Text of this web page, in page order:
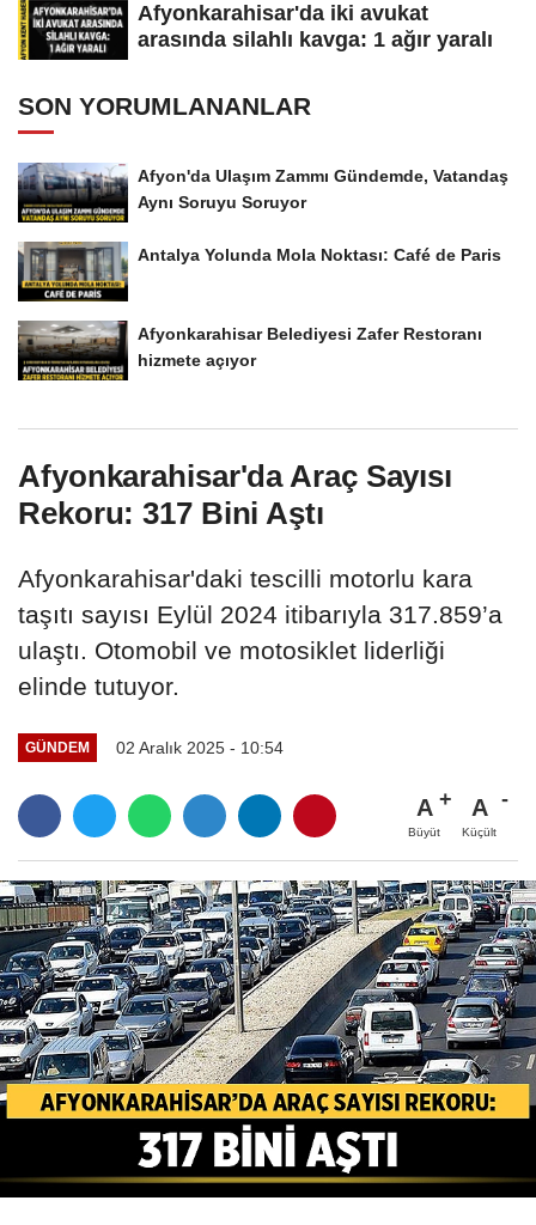
Afyonkarahisar'da iki avukat
arasında silahlı kavga: 1 ağır yaralı
SON YORUMLANANLAR
Afyon'da Ulaşım Zammı Gündemde, Vatandaş
Aynı Soruyu Soruyor
Antalya Yolunda Mola Noktası: Café de Paris
Afyonkarahisar Belediyesi Zafer Restoranı
hizmete açıyor
Afyonkarahisar'da Araç Sayısı
Rekoru: 317 Bini Aştı
Afyonkarahisar'daki tescilli motorlu kara
taşıtı sayısı Eylül 2024 itibarıyla 317.859’a
ulaştı. Otomobil ve motosiklet liderliği
elinde tutuyor.
GÜNDEM 02 Aralık 2025 - 10:54
A
Büyüt
A
Küçült